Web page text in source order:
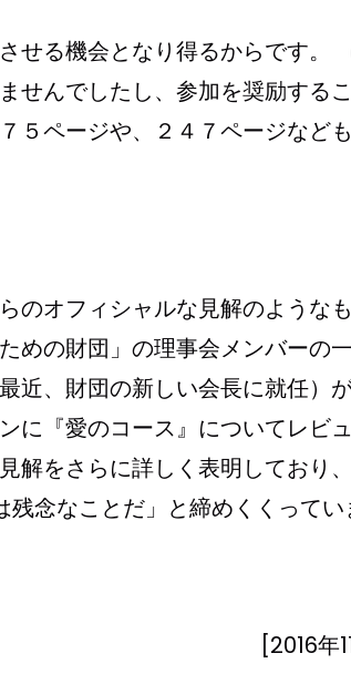
せる機会となり得るからです。
せんでしたし、参加を奨励する
５ページや、２４７ページなど
のオフィシャルな見解のような
めの財団」の理事会メンバーの
近、財団の新しい会長に就任）
に『愛のコース』についてレビ
解をさらに詳しく表明しており
念なことだ」と締めくくってい
[2016年